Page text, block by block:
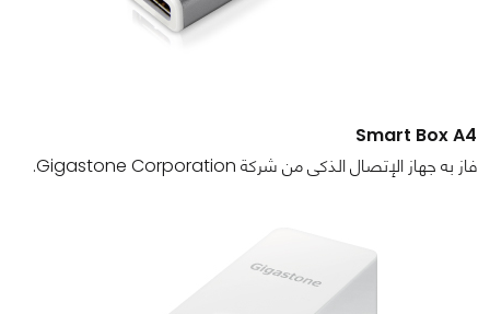
Smart Box A4
فاز به جهاز الإتصال الذكى من شركة Gigastone Corporation.